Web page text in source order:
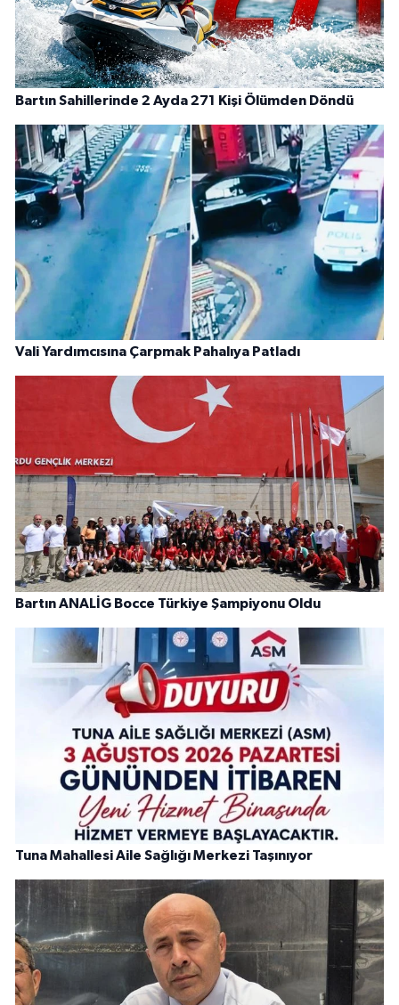
Bartın Sahillerinde 2 Ayda 271 Kişi Ölümden Döndü
Vali Yardımcısına Çarpmak Pahalıya Patladı
Bartın ANALİG Bocce Türkiye Şampiyonu Oldu
Tuna Mahallesi Aile Sağlığı Merkezi Taşınıyor